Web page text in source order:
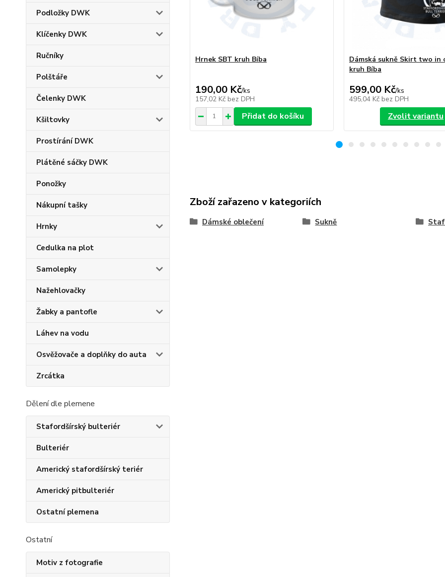
Podložky DWK
Klíčenky DWK
Ručníky
Polštáře
Čelenky DWK
Kšiltovky
Prostírání DWK
Plátěné sáčky DWK
Ponožky
Nákupní tašky
Hrnky
Cedulka na plot
Samolepky
Nažehlovačky
Žabky a pantofle
Láhev na vodu
Osvěžovače a doplňky do auta
Zrcátka
Dělení dle plemene
Stafordšírský bulteriér
Bulteriér
Americký stafordšírský teriér
Americký pitbulteriér
Ostatní plemena
Ostatní
Motiv z fotografie
Hrnek SBT kruh Bíba
190,00 Kč/ks
157,02 Kč bez DPH
Přidat do košíku
Dámská sukně Skirt two in
kruh Bíba
599,00 Kč/ks
495,04 Kč bez DPH
Zvolit variantu
Zboží zařazeno v kategoriích
Dámské oblečení Sukně